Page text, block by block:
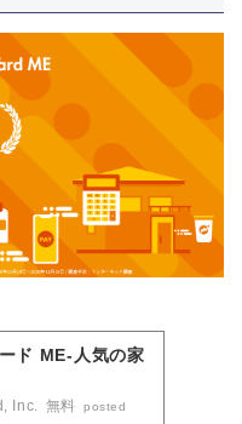
ド ME-人気の家
Inc. 無料
posted